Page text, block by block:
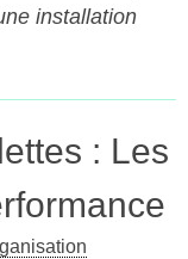
installation
: Les